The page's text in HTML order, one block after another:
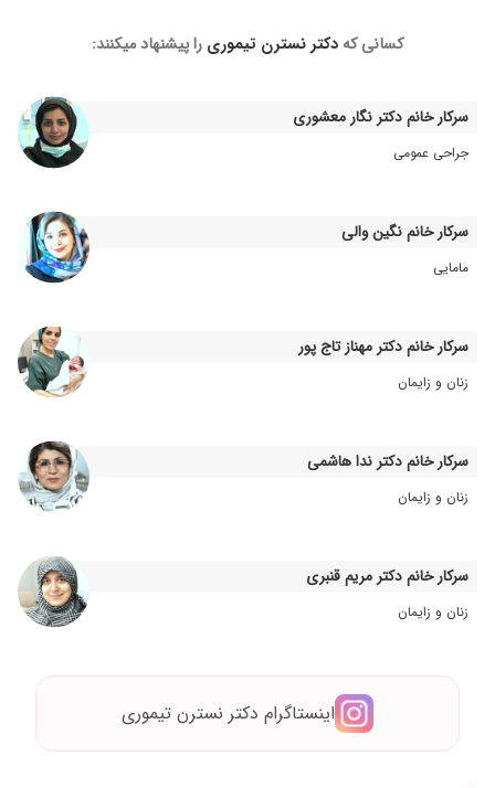
کسانی که دکتر نسترن تیموری را پیشنهاد میکنند:
سرکار خانم دکتر نگار معشوری
جراحی عمومی
سرکار خانم نگین والی
مامایی
سرکار خانم دکتر مهناز تاج پور
زنان و زایمان
سرکار خانم دکتر ندا هاشمی
زنان و زایمان
سرکار خانم دکتر مریم قنبری
زنان و زایمان
اینستاگرام دکتر نسترن تیموری